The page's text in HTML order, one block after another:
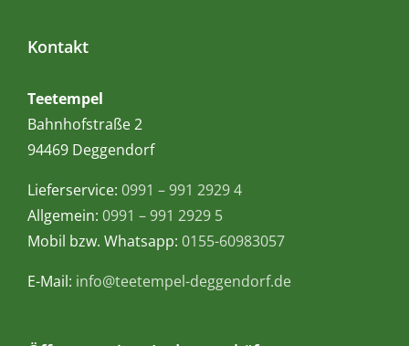
Kontakt
Teetempel
Bahnhofstraße 2
94469 Deggendorf
Lieferservice: 0991 – 991 2929 4
Allgemein: 0991 – 991 2929 5
Mobil bzw. Whatsapp: 0155-60983057
E-Mail: info@teetempel-deggendorf.de